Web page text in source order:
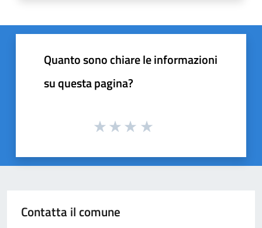
Quanto sono chiare le informazioni
su questa pagina?
Contatta il comune